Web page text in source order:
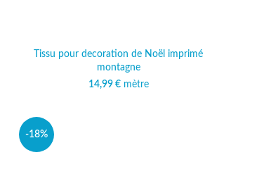
Tissu pour decoration de Noël imprimé
montagne
14,99 €mètre
-18%